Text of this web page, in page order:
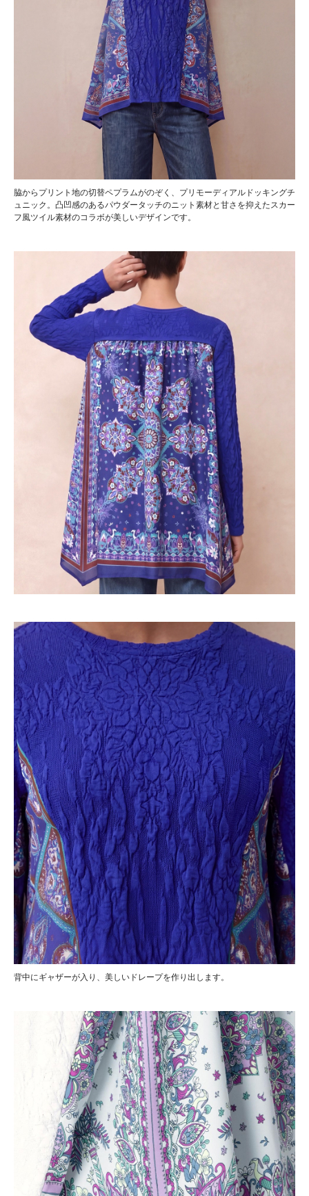
脇からプリント地の切替ペプラムがのぞく、プリモーディアルドッキングチ
ュニック。凸凹感のあるパウダータッチのニット素材と甘さを抑えたスカー
フ風ツイル素材のコラボが美しいデザインです。
背中にギャザーが入り、美しいドレープを作り出します。